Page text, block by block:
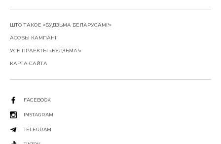
ШТО ТАКОЕ «БУДЗЬМА БЕЛАРУСАМІ!»
АСОБЫ КАМПАНІІ
УСЕ ПРАЕКТЫ «БУДЗЬМА!»
КАРТА САЙТА
FACEBOOK
INSTAGRAM
TELEGRAM